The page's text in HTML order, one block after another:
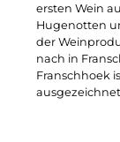
ersten Wein
Hugenotten
der
nach in
Franschhoek